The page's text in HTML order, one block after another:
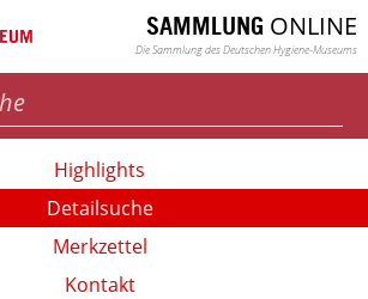
SAMMLUNG ONLINE
Die Sammlung des Deutschen Hygiene-Museums
Highlights
Detailsuche
Merkzettel
Kontakt